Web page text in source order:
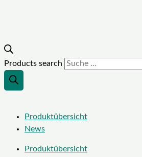
Products search
Produktübersicht
News
Produktübersicht